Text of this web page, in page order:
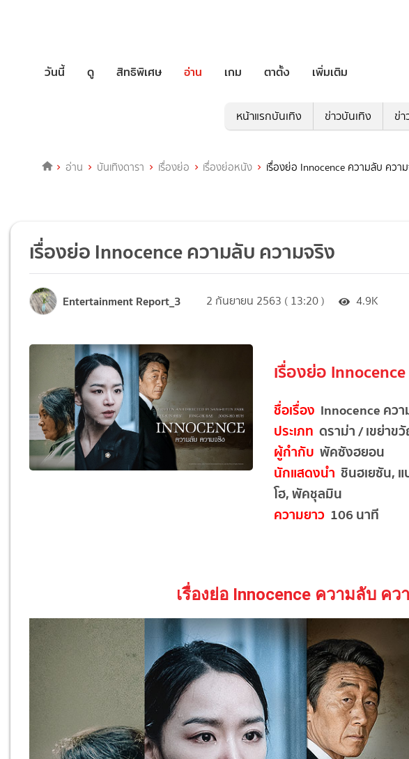
วันนี้ ดู สิทธิพิเศษ อ่าน เกม ตาตั้ง เพิ่มเติม
หน้าแรกบันเทิง ข่าวบันเทิง ข่า
อ่าน บันเทิงดารา เรื่องย่อ เรื่องย่อหนัง เรื่องย่อ Innocence ความลับ ควา
เรื่องย่อ Innocence ความลับ ความจริง
Entertainment Report_3 2 กันยายน 2563 ( 13:20 ) 4.9K
เรื่องย่อ
ชื่อเรื่อง Innocence คว
ประเภท ดราม่า / เขย่าข
ผู้กำกับ พัคซังฮยอน
นักแสดงนำ ชินฮเยซัน,
โฮ, พัคชุลมิน
ความยาว 106 นาที
เรื่องย่อ Innocence ความลับ คว